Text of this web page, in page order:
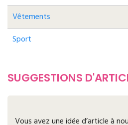
Vêtements
Sport
SUGGESTIONS
Vous avez une idée d’article à